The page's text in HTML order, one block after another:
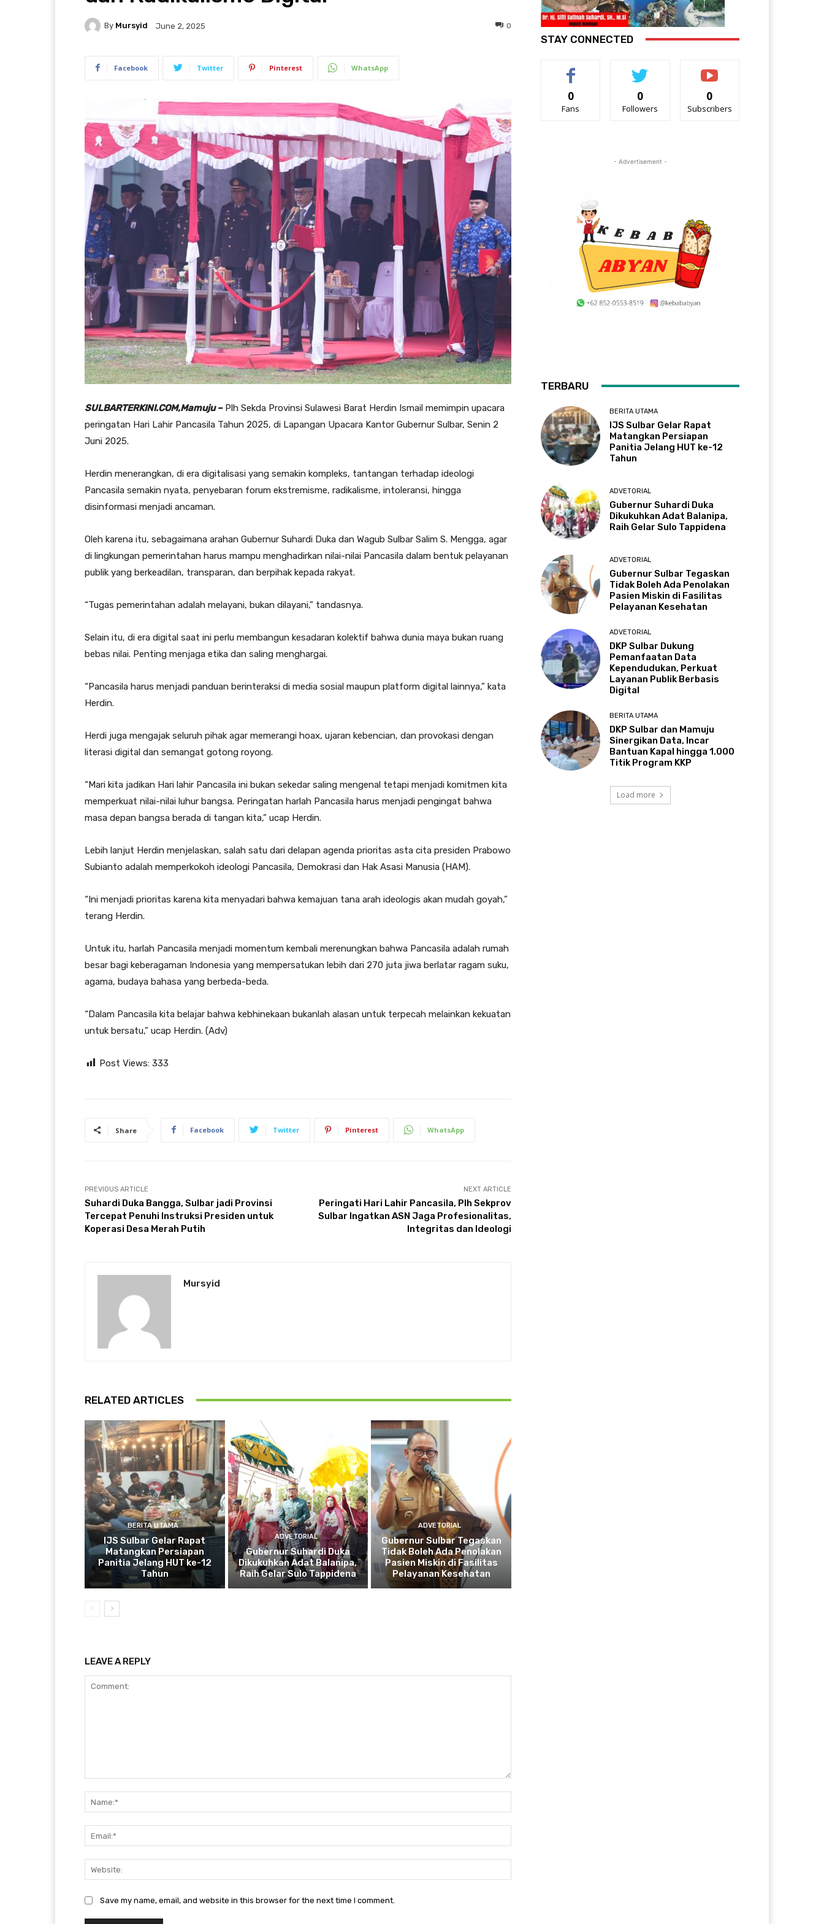
By Mursyid June 2, 2025 0
Facebook Twitter Pinterest WhatsApp
SULBARTERKINI.COM,Mamuju – Plh Sekda Provinsi Sulawesi Barat Herdin Ismail memimpin upacara
peringatan Hari Lahir Pancasila Tahun 2025, di Lapangan Upacara Kantor Gubernur Sulbar, Senin 2
Juni 2025.
Herdin menerangkan, di era digitalisasi yang semakin kompleks, tantangan terhadap ideologi
Pancasila semakin nyata, penyebaran forum ekstremisme, radikalisme, intoleransi, hingga
disinformasi menjadi ancaman.
Oleh karena itu, sebagaimana arahan Gubernur Suhardi Duka dan Wagub Sulbar Salim S. Mengga, agar
di lingkungan pemerintahan harus mampu menghadirkan nilai-nilai Pancasila dalam bentuk pelayanan
publik yang berkeadilan, transparan, dan berpihak kepada rakyat.
“Tugas pemerintahan adalah melayani, bukan dilayani,” tandasnya.
Selain itu, di era digital saat ini perlu membangun kesadaran kolektif bahwa dunia maya bukan ruang
bebas nilai. Penting menjaga etika dan saling menghargai.
“Pancasila harus menjadi panduan berinteraksi di media sosial maupun platform digital lainnya,” kata
Herdin.
Herdi juga mengajak seluruh pihak agar memerangi hoax, ujaran kebencian, dan provokasi dengan
literasi digital dan semangat gotong royong.
“Mari kita jadikan Hari lahir Pancasila ini bukan sekedar saling mengenal tetapi menjadi komitmen kita
memperkuat nilai-nilai luhur bangsa. Peringatan harlah Pancasila harus menjadi pengingat bahwa
masa depan bangsa berada di tangan kita,” ucap Herdin.
Lebih lanjut Herdin menjelaskan, salah satu dari delapan agenda prioritas asta cita presiden Prabowo
Subianto adalah memperkokoh ideologi Pancasila, Demokrasi dan Hak Asasi Manusia (HAM).
“Ini menjadi prioritas karena kita menyadari bahwa kemajuan tana arah ideologis akan mudah goyah,”
terang Herdin.
Untuk itu, harlah Pancasila menjadi momentum kembali merenungkan bahwa Pancasila adalah rumah
besar bagi keberagaman Indonesia yang mempersatukan lebih dari 270 juta jiwa berlatar ragam suku,
agama, budaya bahasa yang berbeda-beda.
“Dalam Pancasila kita belajar bahwa kebhinekaan bukanlah alasan untuk terpecah melainkan kekuatan
untuk bersatu,” ucap Herdin. (Adv)
Post Views: 333
Share Facebook Twitter Pinterest WhatsApp
PREVIOUS ARTICLE
Suhardi Duka Bangga, Sulbar jadi Provinsi
Tercepat Penuhi Instruksi Presiden untuk
Koperasi Desa Merah Putih
NEXT ARTICLE
Peringati Hari Lahir Pancasila, Plh Sekprov
Sulbar Ingatkan ASN Jaga Profesionalitas,
Integritas dan Ideologi
Mursyid
RELATED ARTICLES
BERITA UTAMA
IJS Sulbar Gelar Rapat
Matangkan Persiapan
Panitia Jelang HUT ke-12
Tahun
ADVETORIAL
Gubernur Suhardi Duka
Dikukuhkan Adat Balanipa,
Raih Gelar Sulo Tappidena
ADVETORIAL
Gubernur Sulbar Tegaskan
Tidak Boleh Ada Penolakan
Pasien Miskin di Fasilitas
Pelayanan Kesehatan
LEAVE A REPLY
Save my name, email, and website in this browser for the next time I comment.
STAY CONNECTED
0
Fans
0
Followers
0
Subscribers
- Advertisement -
TERBARU
BERITA UTAMA
IJS Sulbar Gelar Rapat
Matangkan Persiapan
Panitia Jelang HUT ke-12
Tahun
ADVETORIAL
Gubernur Suhardi Duka
Dikukuhkan Adat Balanipa,
Raih Gelar Sulo Tappidena
ADVETORIAL
Gubernur Sulbar Tegaskan
Tidak Boleh Ada Penolakan
Pasien Miskin di Fasilitas
Pelayanan Kesehatan
ADVETORIAL
DKP Sulbar Dukung
Pemanfaatan Data
Kependudukan, Perkuat
Layanan Publik Berbasis
Digital
BERITA UTAMA
DKP Sulbar dan Mamuju
Sinergikan Data, Incar
Bantuan Kapal hingga 1.000
Titik Program KKP
Load more